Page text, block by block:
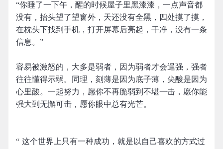
“你睡了一下午，醒的时候屋子里黑漆漆，一点声音都
没有，抬头望了望窗外，天还没有全黑，四处摸了摸，
在枕头下找到手机，打开屏幕后亮起，干净，没有一条
信息。”
容易被激怒的，大多是弱者，因为弱者才会逞强，强者
往往懂得示弱。同理，刻薄是因为底子薄，尖酸是因为
心里酸。一起努力，愿你不再脆弱到不堪一击，愿你能
强大到无懈可击，愿你眼中总有光芒。
“ 这个世界上只有一种成功，就是以自己喜欢的方式过